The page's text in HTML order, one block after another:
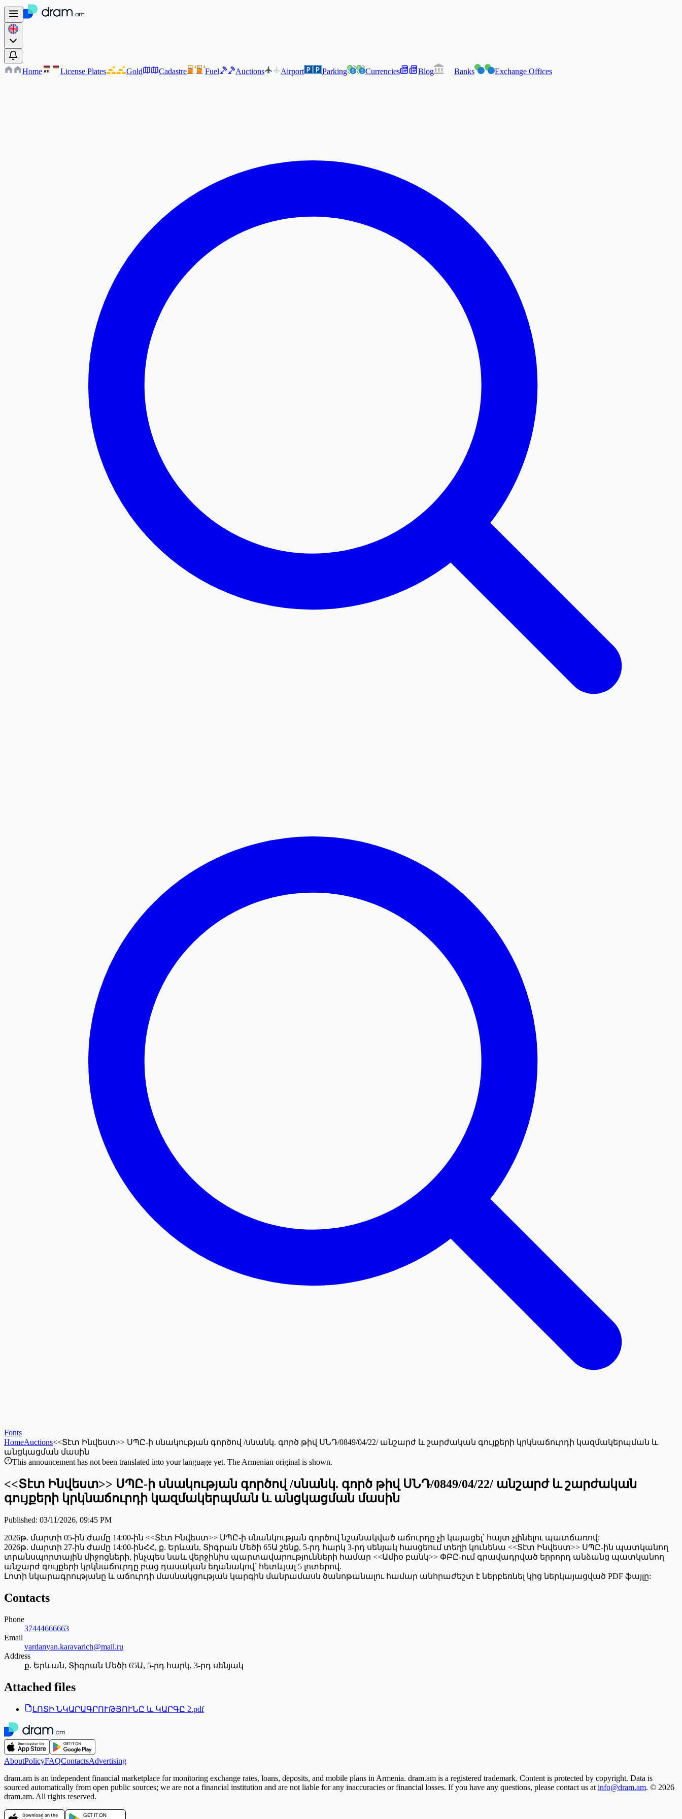
Home AM License Plates Gold Cadastre Fuel Auctions Airport Parking Currencies Blog Banks Exchange Offices
Fonts
HomeAuctions<<Տէտ Ինվեստ>> ՍՊԸ-ի սնակության գործով /սնանկ. գործ թիվ ՍՆԴ/0849/04/22/ անշարժ և շարժական գույքերի կրկնաճուրդի կազմակերպման և
անցկացման մասին
This announcement has not been translated into your language yet. The Armenian original is shown.
<<Տէտ Ինվեստ>> ՍՊԸ-ի սնակության գործով /սնանկ. գործ թիվ ՍՆԴ/0849/04/22/ անշարժ և շարժական
գույքերի կրկնաճուրդի կազմակերպման և անցկացման մասին
Published: 03/11/2026, 09:45 PM
2026թ. մարտի 05-ին ժամը 14:00-ին <<Տէտ Ինվեստ>> ՍՊԸ-ի սնանկության գործով նշանակված աճուրդը չի կայացել՝ հայտ չլինելու պատճառով:
2026թ. մարտի 27-ին ժամը 14:00-ինՀՀ, ք. Երևան, Տիգրան Մեծի 65Ա շենք, 5-րդ հարկ 3-րդ սենյակ հասցեում տեղի կունենա <<Տէտ Ինվեստ>> ՍՊԸ-ին պատկանող
տրանսպորտային միջոցների, ինչպես նաև վերջինիս պարտավարությունների համար <<Ամիօ բանկ>> ՓԲԸ-ում գրավադրված երրորդ անձանց պատկանող
անշարժ գույքերի կրկնաճուրդը բաց դասական եղանակով՝ հետևյալ 5 լոտերով.
Լոտի նկարագրությանը և աճուրդի մասնակցության կարգին մանրամասն ծանոթանալու համար անհրաժեշտ է ներբեռնել կից ներկայացված PDF ֆայլը:
Contacts
Phone
37444666663
Email
vardanyan.karavarich@mail.ru
Address
ք. Երևան, Տիգրան Մեծի 65Ա, 5-րդ հարկ, 3-րդ սենյակ
Attached files
ԼՈՏԻ ՆԿԱՐԱԳՐՈՒԹՅՈՒՆԸ և ԿԱՐԳԸ 2.pdf
AboutPolicyFAQContactsAdvertising
dram.am is an independent financial marketplace for monitoring exchange rates, loans, deposits, and mobile plans in Armenia. dram.am is a registered trademark. Content is protected by copyright. Data is
sourced automatically from open public sources; we are not a financial institution and are not liable for any inaccuracies or financial losses. If you have any questions, please contact us at info@dram.am. © 2026
dram.am. All rights reserved.